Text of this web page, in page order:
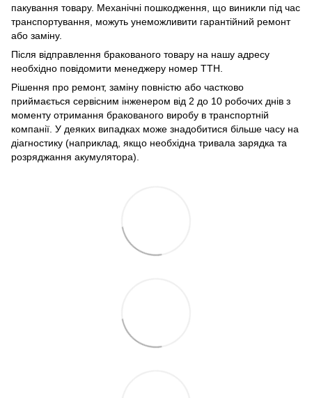
пакування товару. Механічні пошкодження, що виникли під час
транспортування, можуть унеможливити гарантійний ремонт
або заміну.
Після відправлення бракованого товару на нашу адресу
необхідно повідомити менеджеру номер ТТН.
Рішення про ремонт, заміну повністю або частково
приймається сервісним інженером від 2 до 10 робочих днів з
моменту отримання бракованого виробу в транспортній
компанії. У деяких випадках може знадобитися більше часу на
діагностику (наприклад, якщо необхідна тривала зарядка та
розряджання акумулятора).